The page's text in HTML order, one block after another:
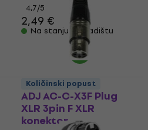
4,7/5
2,49 €
Na stanju u skladištu
ADJ AC-C-X3F Plug
XLR 3pin F XLR
konektor
Količinski popust